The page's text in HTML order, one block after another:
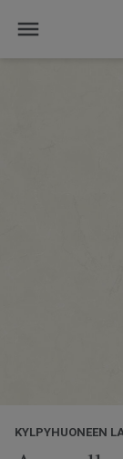
KYLPYHUONEEN